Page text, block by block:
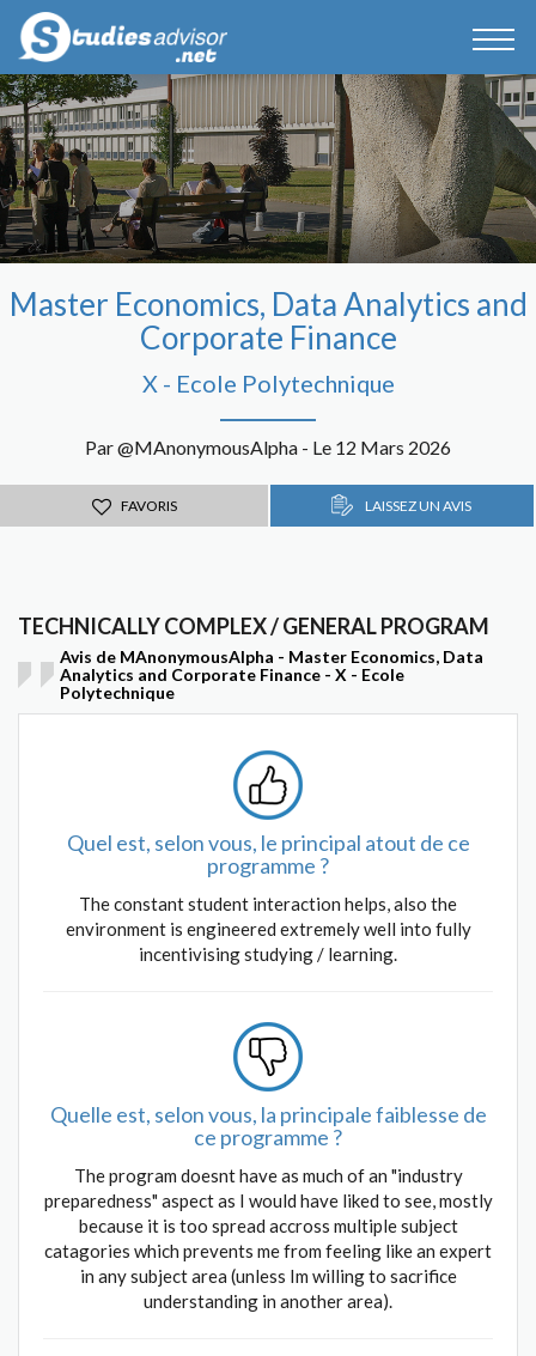
Master Economics, Data Analytics and
Corporate Finance
X - Ecole Polytechnique
Par @MAnonymousAlpha - Le 12 Mars 2026
FAVORIS LAISSEZ UN AVIS
TECHNICALLY COMPLEX / GENERAL PROGRAM
Avis de MAnonymousAlpha - Master Economics, Data
Analytics and Corporate Finance - X - Ecole
Polytechnique
Quel est, selon vous, le principal atout de ce
programme ?
The constant student interaction helps, also the
environment is engineered extremely well into fully
incentivising studying / learning.
Quelle est, selon vous, la principale faiblesse de
ce programme ?
The program doesnt have as much of an "industry
preparedness" aspect as I would have liked to see, mostly
because it is too spread accross multiple subject
catagories which prevents me from feeling like an expert
in any subject area (unless Im willing to sacrifice
understanding in another area).